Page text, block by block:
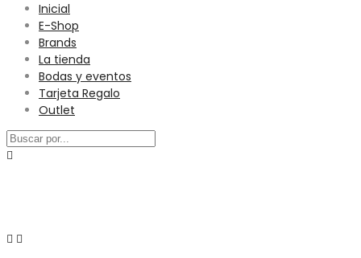
Inicial
E-Shop
Brands
La tienda
Bodas y eventos
Tarjeta Regalo
Outlet